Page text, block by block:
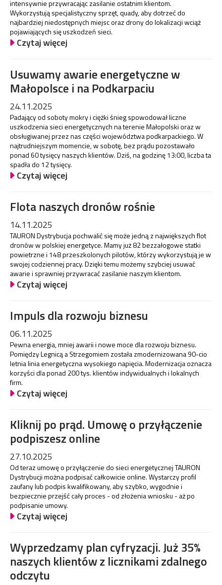
intensywnie przywracając zasilanie ostatnim klientom.
Wykorzystują specjalistyczny sprzęt, quady, aby dotrzeć do
najbardziej niedostępnych miejsc oraz drony do lokalizacji wciąż
pojawiających się uszkodzeń sieci.
Czytaj więcej
Usuwamy awarie energetyczne w
Małopolsce i na Podkarpaciu
24.11.2025
Padający od soboty mokry i ciężki śnieg spowodował liczne
uszkodzenia sieci energetycznych na terenie Małopolski oraz w
obsługiwanej przez nas części województwa podkarpackiego. W
najtrudniejszym momencie, w sobotę, bez prądu pozostawało
ponad 60 tysięcy naszych klientów. Dziś, na godzinę 13:00, liczba ta
spadła do 12 tysięcy.
Czytaj więcej
Flota naszych dronów rośnie
14.11.2025
TAURON Dystrybucja pochwalić się może jedną z największych flot
dronów w polskiej energetyce. Mamy już 82 bezzałogowe statki
powietrzne i 148 przeszkolonych pilotów, którzy wykorzystują je w
swojej codziennej pracy. Dzięki temu możemy szybciej usuwać
awarie i sprawniej przywracać zasilanie naszym klientom.
Czytaj więcej
Impuls dla rozwoju biznesu
06.11.2025
Pewna energia, mniej awarii i nowe moce dla rozwoju biznesu.
Pomiędzy Legnicą a Strzegomiem została zmodernizowana 90-cio
letnia linia energetyczna wysokiego napięcia. Modernizacja oznacza
korzyści dla ponad 200 tys. klientów indywidualnych i lokalnych
firm.
Czytaj więcej
Kliknij po prąd. Umowę o przyłączenie
podpiszesz online
27.10.2025
Od teraz umowę o przyłączenie do sieci energetycznej TAURON
Dystrybucji można podpisać całkowicie online. Wystarczy profil
zaufany lub podpis kwalifikowany, aby szybko, wygodnie i
bezpiecznie przejść cały proces - od złożenia wniosku - aż po
podpisanie umowy.
Czytaj więcej
Wyprzedzamy plan cyfryzacji. Już 35%
naszych klientów z licznikami zdalnego
odczytu